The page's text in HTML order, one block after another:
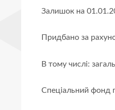
Залишок на
Придбано за
В тому числі:
Спеціальний фонд